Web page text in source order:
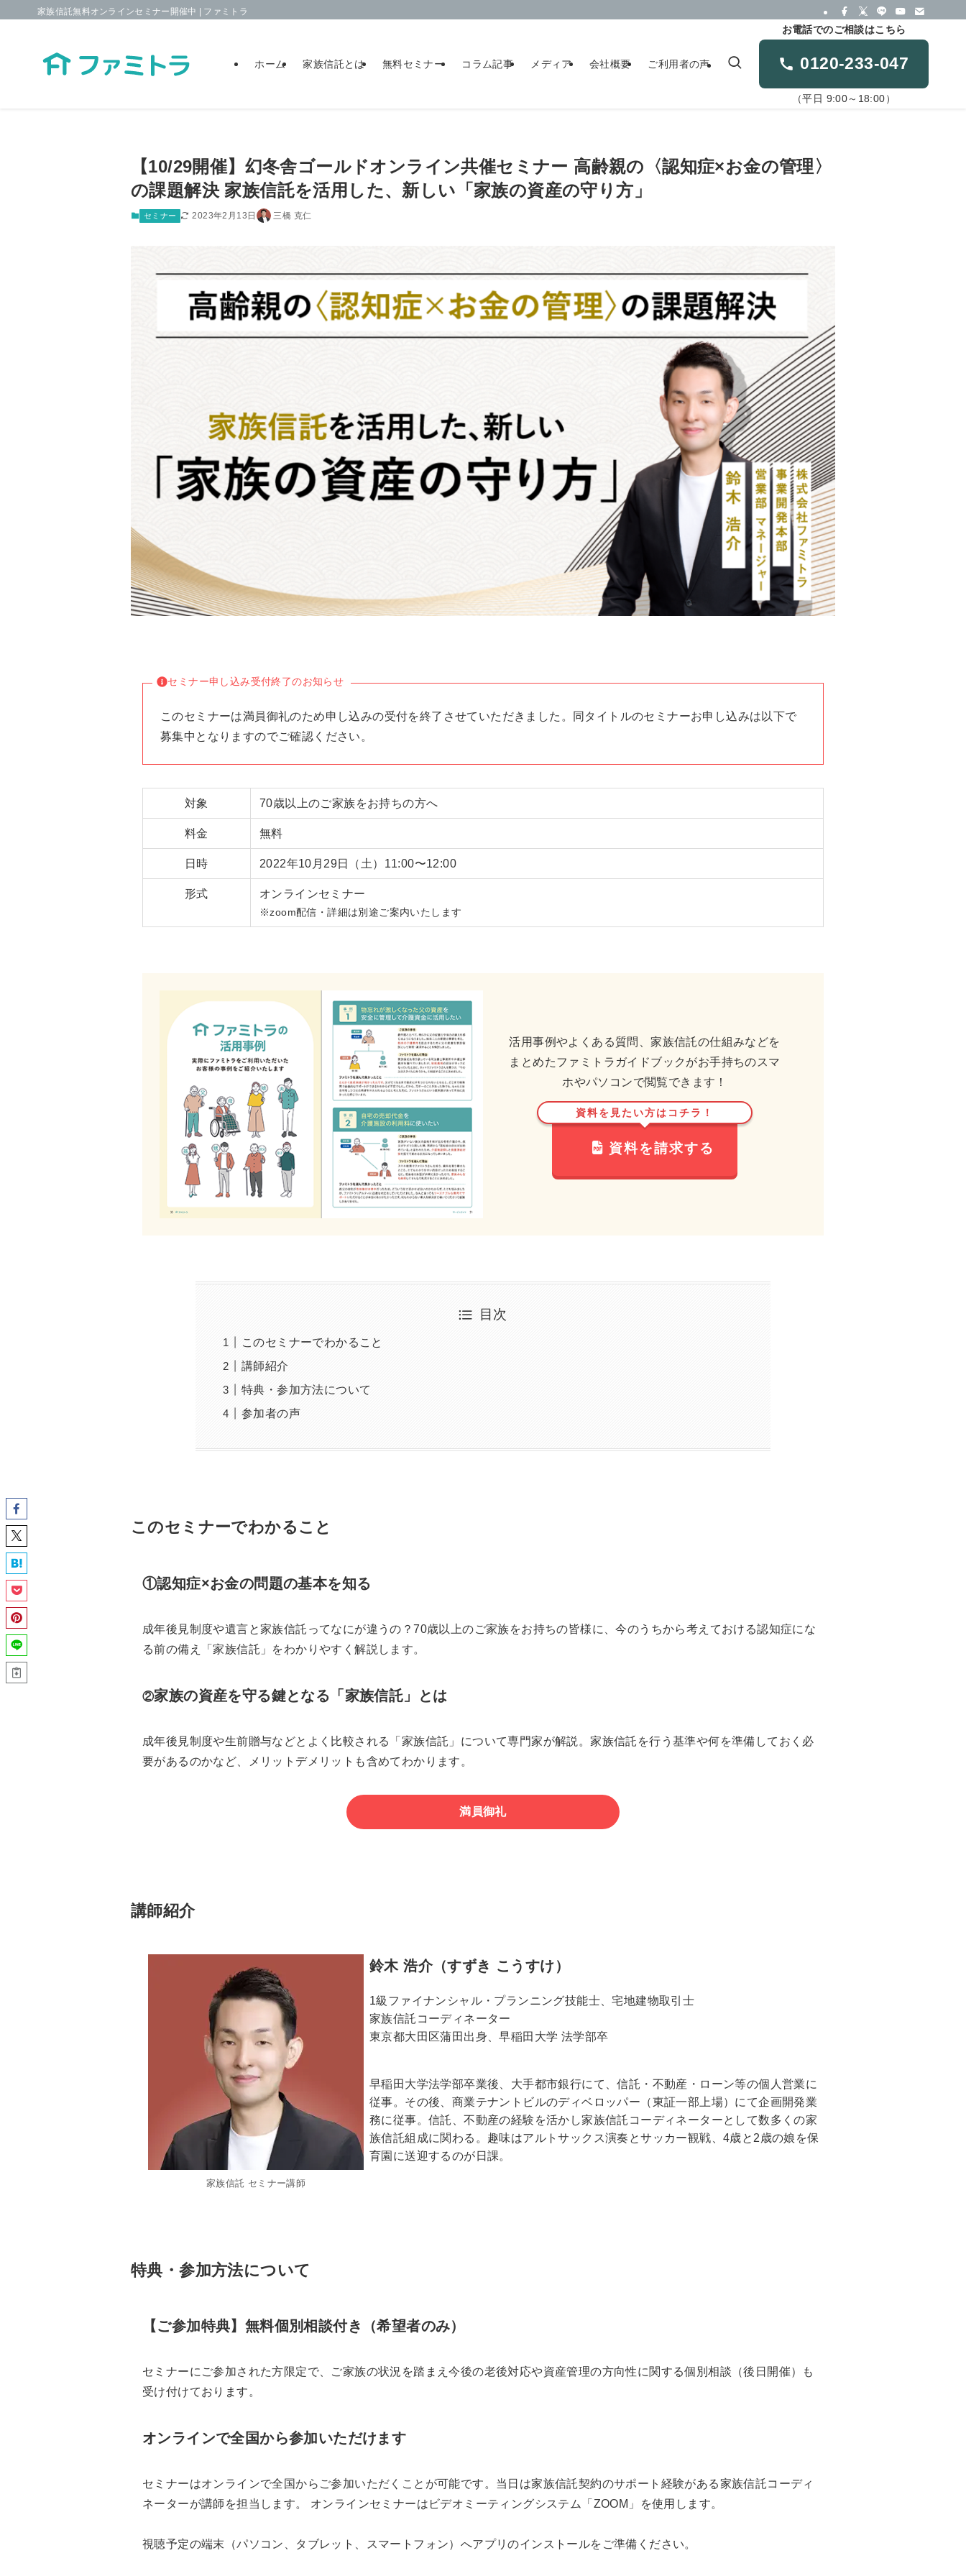
家族信託無料オンラインセミナー開催中 | ファミトラ
ホーム 家族信託とは 無料セミナー コラム記事 メディア 会社概要 ご利用者の声
お電話でのご相談はこちら
0120-233-047
（平日 9:00～18:00）
【10/29開催】幻冬舎ゴールドオンライン共催セミナー 高齢親の〈認知症×お金の管理〉
の課題解決 家族信託を活用した、新しい「家族の資産の守り方」
セミナー 2023年2月13日 三橋 克仁
セミナー申し込み受付終了のお知らせ
このセミナーは満員御礼のため申し込みの受付を終了させていただきました。同タイトルのセミナーお申し込みは以下で
募集中となりますのでご確認ください。
対象 70歳以上のご家族をお持ちの方へ
料金 無料
日時 2022年10月29日（土）11:00〜12:00
形式 オンラインセミナー
※zoom配信・詳細は別途ご案内いたします
活用事例やよくある質問、家族信託の仕組みなどを
まとめたファミトラガイドブックがお手持ちのスマ
ホやパソコンで閲覧できます！
資料を見たい方はコチラ！
資料を請求する
目次
このセミナーでわかること
講師紹介
特典・参加方法について
参加者の声
このセミナーでわかること
①認知症×お金の問題の基本を知る
成年後見制度や遺言と家族信託ってなにが違うの？70歳以上のご家族をお持ちの皆様に、今のうちから考えておける認知症にな
る前の備え「家族信託」をわかりやすく解説します。
②家族の資産を守る鍵となる「家族信託」とは
成年後見制度や生前贈与などとよく比較される「家族信託」について専門家が解説。家族信託を行う基準や何を準備しておく必
要があるのかなど、メリットデメリットも含めてわかります。
満員御礼
講師紹介
家族信託 セミナー講師
鈴木 浩介（すずき こうすけ）
1級ファイナンシャル・プランニング技能士、宅地建物取引士
家族信託コーディネーター
東京都大田区蒲田出身、早稲田大学 法学部卒
早稲田大学法学部卒業後、大手都市銀行にて、信託・不動産・ローン等の個人営業に
従事。その後、商業テナントビルのディベロッパー（東証一部上場）にて企画開発業
務に従事。信託、不動産の経験を活かし家族信託コーディネーターとして数多くの家
族信託組成に関わる。趣味はアルトサックス演奏とサッカー観戦、4歳と2歳の娘を保
育園に送迎するのが日課。
特典・参加方法について
【ご参加特典】無料個別相談付き（希望者のみ）
セミナーにご参加された方限定で、ご家族の状況を踏まえ今後の老後対応や資産管理の方向性に関する個別相談（後日開催）も
受け付けております。
オンラインで全国から参加いただけます
セミナーはオンラインで全国からご参加いただくことが可能です。当日は家族信託契約のサポート経験がある家族信託コーディ
ネーターが講師を担当します。 オンラインセミナーはビデオミーティングシステム「ZOOM」を使用します。
視聴予定の端末（パソコン、タブレット、スマートフォン）へアプリのインストールをご準備ください。